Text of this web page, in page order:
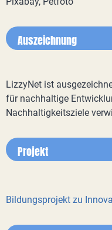
Auszeichnung
LizzyNet ist
für nachhaltige
Nachhaltigkeitsziele
Projekt
Bildungsprojekt zu